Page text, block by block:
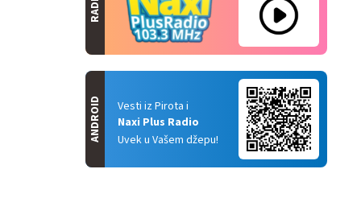
Vesti iz Pirota i
Naxi Plus Radio
Uvek u Vašem džepu!
ANDROID